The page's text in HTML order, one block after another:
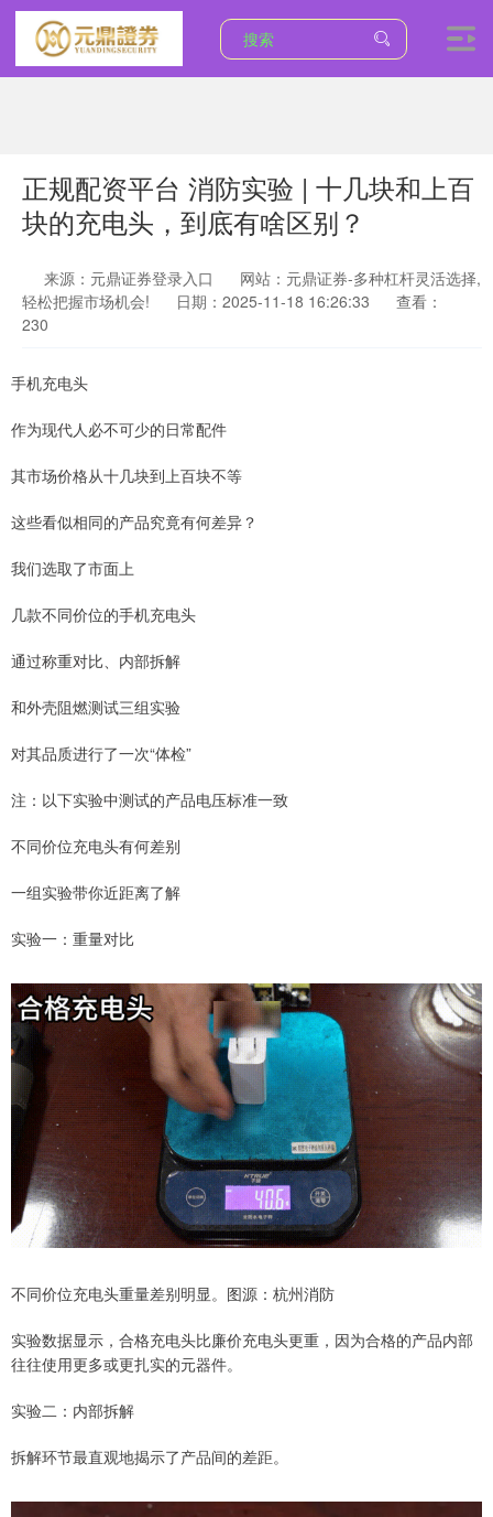
正规配资平台 消防实验 | 十几块和上百
块的充电头，到底有啥区别？
来源：元鼎证券登录入口
网站：元鼎证券-多种杠杆灵活选择,
轻松把握市场机会!
日期：2025-11-18 16:26:33
查看：
230
手机充电头
作为现代人必不可少的日常配件
其市场价格从十几块到上百块不等
这些看似相同的产品究竟有何差异？
我们选取了市面上
几款不同价位的手机充电头
通过称重对比、内部拆解
和外壳阻燃测试三组实验
对其品质进行了一次“体检”
注：以下实验中测试的产品电压标准一致
不同价位充电头有何差别
一组实验带你近距离了解
实验一：重量对比
不同价位充电头重量差别明显。图源：杭州消防
实验数据显示，合格充电头比廉价充电头更重，因为合格的产品内部
往往使用更多或更扎实的元器件。
实验二：内部拆解
拆解环节最直观地揭示了产品间的差距。